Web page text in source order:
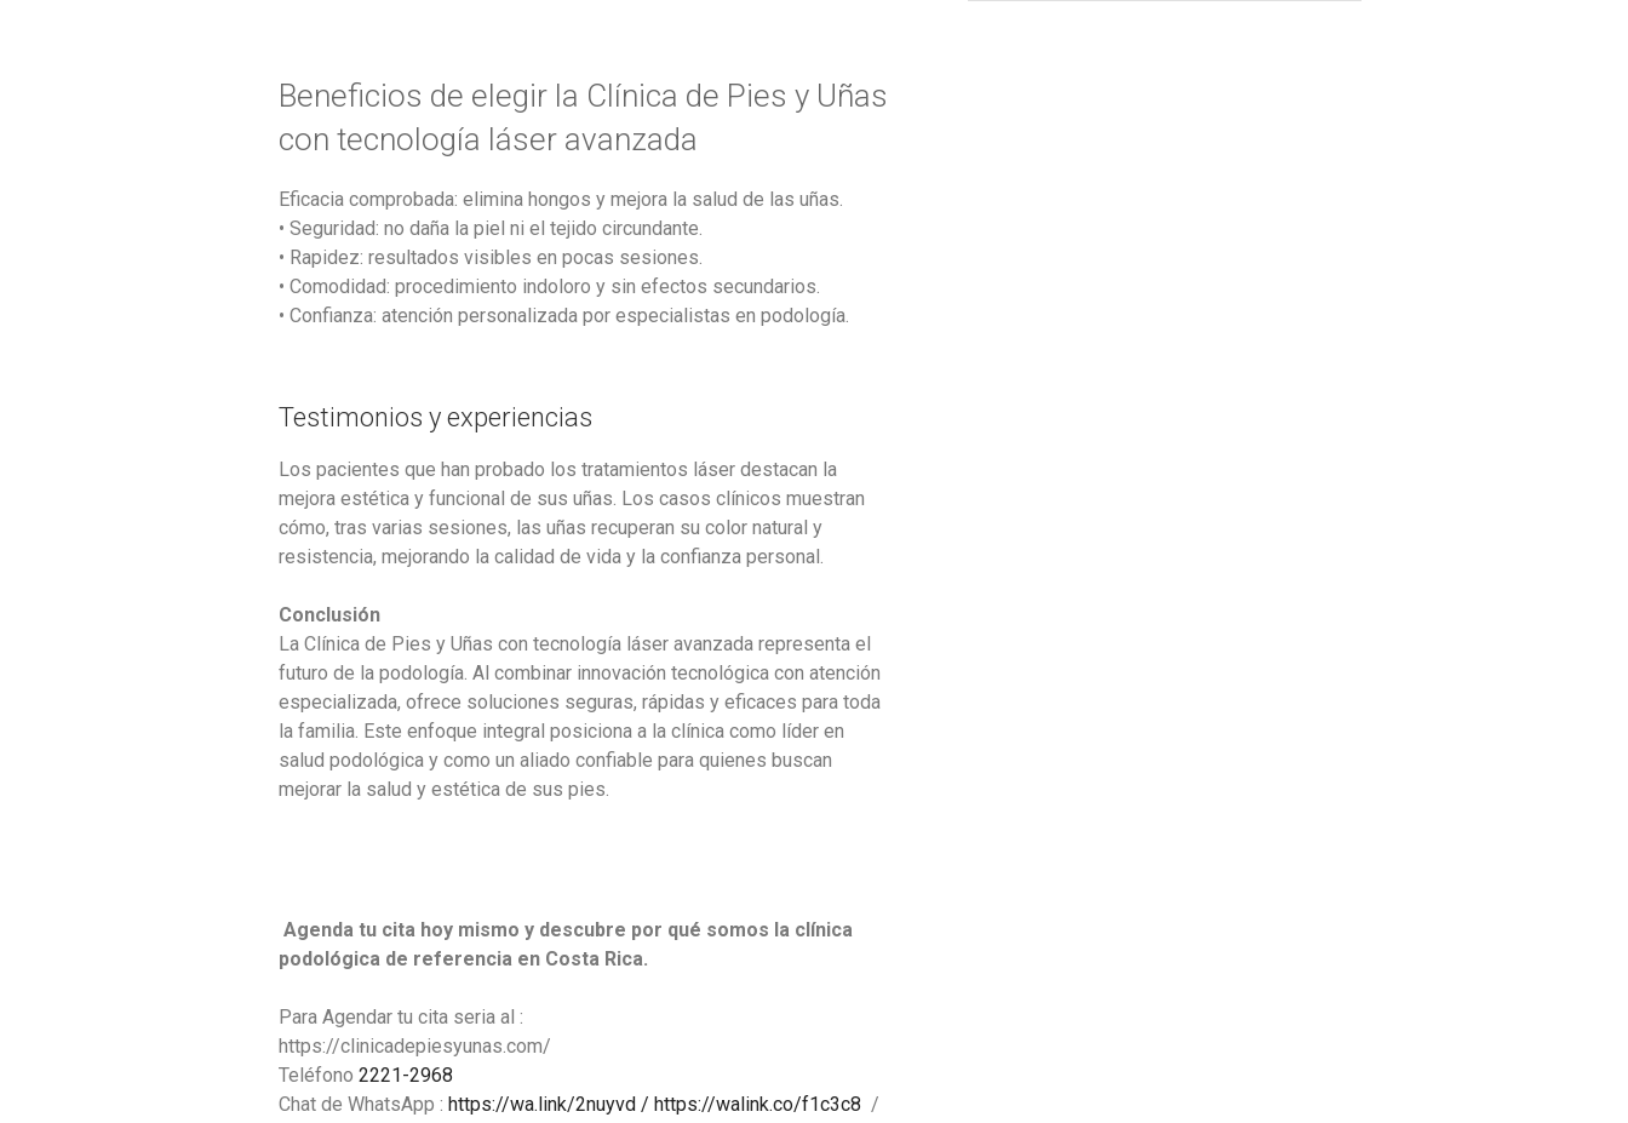
Beneficios de elegir la Clínica de Pies y Uñas
con tecnología láser avanzada
Eficacia comprobada: elimina hongos y mejora la salud de las uñas.
• Seguridad: no daña la piel ni el tejido circundante.
• Rapidez: resultados visibles en pocas sesiones.
• Comodidad: procedimiento indoloro y sin efectos secundarios.
• Confianza: atención personalizada por especialistas en podología.
Testimonios y experiencias
Los pacientes que han probado los tratamientos láser destacan la
mejora estética y funcional de sus uñas. Los casos clínicos muestran
cómo, tras varias sesiones, las uñas recuperan su color natural y
resistencia, mejorando la calidad de vida y la confianza personal.
Conclusión
La Clínica de Pies y Uñas con tecnología láser avanzada representa el
futuro de la podología. Al combinar innovación tecnológica con atención
especializada, ofrece soluciones seguras, rápidas y eficaces para toda
la familia. Este enfoque integral posiciona a la clínica como líder en
salud podológica y como un aliado confiable para quienes buscan
mejorar la salud y estética de sus pies.
Agenda tu cita hoy mismo y descubre por qué somos la clínica
podológica de referencia en Costa Rica.
Para Agendar tu cita seria al :
https://clinicadepiesyunas.com/
Teléfono 2221-2968
Chat de WhatsApp : https://wa.link/2nuyvd / https://walink.co/f1c3c8 /